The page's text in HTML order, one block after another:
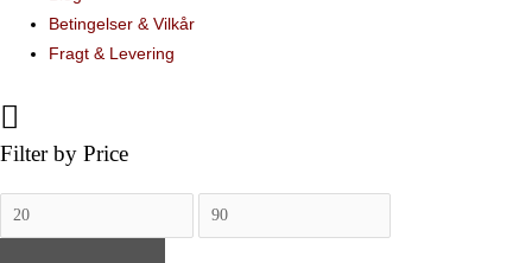
Betingelser & Vilkår
Fragt & Levering
Filter by Price
Mindste
pris
Højeste
pris